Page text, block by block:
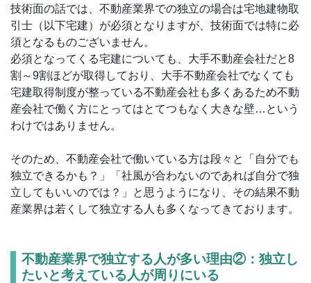
技術面の話では、不動産業界での独立の場合は宅地建物取
引士（以下宅建）が必須となりますが、技術面では特に必
須となるものございません。
必須となってくる宅建についても、大手不動産会社だと8
割～9割ほどが取得しており、大手不動産会社でなくても
宅建取得制度が整っている不動産会社も多くあるため不動
産会社で働く方にとってはとてつもなく大きな壁…という
わけではありません。
そのため、不動産会社で働いている方は段々と「自分でも
独立できるかも？」「社風が合わないのであれば自分で独
立してもいいのでは？」と思うようになり、その結果不動
産業界は若くして独立する人も多くなってきております。
不動産業界で独立する人が多い理由②：独立し
たいと考えている人が周りにいる